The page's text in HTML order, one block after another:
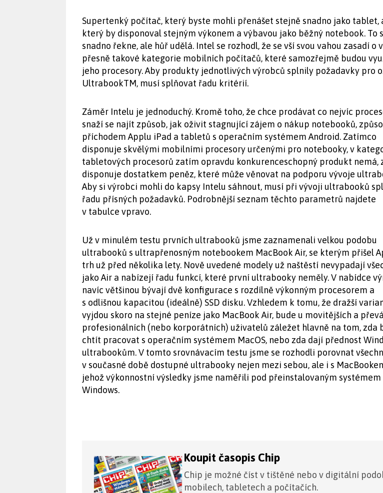
Supertenký počítač, který byste mohli přenášet stejně snadno jako tablet,
který by disponoval stejným výkonem a výbavou jako běžný notebook. To
snadno řekne, ale hůř udělá. Intel se rozhodl, že se vší svou vahou zasadí o
přesně takové kategorie mobilních počítačů, které samozřejmě budou
jeho procesory. Aby produkty jednotlivých výrobců splnily požadavky pro
UltrabookTM, musí splňovat řadu kritérií.
Záměr Intelu je jednoduchý. Kromě toho, že chce prodávat co nejvíc
snaží se najít způsob, jak oživit stagnující zájem o nákup notebooků,
příchodem Applu iPad a tabletů s operačním systémem Android. Zatímco
disponuje skvělými mobilními procesory určenými pro notebooky, v
tabletových procesorů zatím opravdu konkurenceschopný produkt nemá,
disponuje dostatkem peněz, které může věnovat na podporu vývoje
Aby si výrobci mohli do kapsy Intelu sáhnout, musí při vývoji ultrabooků
řadu přísných požadavků. Podrobnější seznam těchto parametrů najdete
v tabulce vpravo.
Už v minulém testu prvních ultrabooků jsme zaznamenali velkou podobu
ultrabooků s ultrapřenosným notebookem MacBook Air, se kterým přišel
trh už před několika lety. Nově uvedené modely už naštěstí nevypadají
jako Air a nabízejí řadu funkcí, které první ultrabooky neměly. V nabídce
navíc většinou bývají dvě konfigurace s rozdílně výkonným procesorem a
s odlišnou kapacitou (ideálně) SSD disku. Vzhledem k tomu, že dražší
vyjdou skoro na stejné peníze jako MacBook Air, bude u movitějších a
profesionálních (nebo korporátních) uživatelů záležet hlavně na tom, zda
chtít pracovat s operačním systémem MacOS, nebo zda dají přednost
ultrabookům. V tomto srovnávacím testu jsme se rozhodli porovnat
v současné době dostupné ultrabooky nejen mezi sebou, ale i s
jehož výkonnostní výsledky jsme naměřili pod přeinstalovaným systémem
Windows.
Koupit časopis Chip
Chip je možné číst v tištěné nebo v digitální
mobilech, tabletech a počítačích.